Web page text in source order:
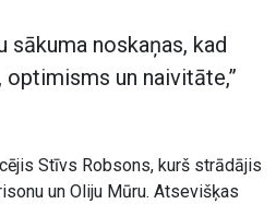
sākuma noskaņas, kad
un naivitāte,”
Stīvs Robsons, kurš strādājis
un Oliju Mūru. Atsevišķas